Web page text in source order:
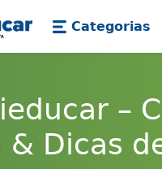
Categorias
–
& Dicas